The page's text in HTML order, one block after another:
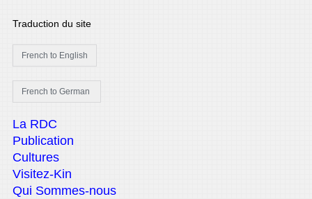
Traduction du site
La RDC
Publication
Cultures
Visitez-Kin
Qui Sommes-nous